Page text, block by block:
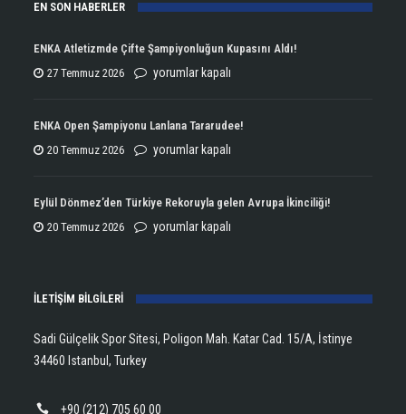
EN SON HABERLER
ENKA Atletizmde Çifte Şampiyonluğun Kupasını Aldı!
27 Temmuz 2026
ENKA
Çifte
Şampiyonluğun
yorumlar kapalı
ENKA Open Şampiyonu Lanlana Tararudee!
20 Temmuz 2026
ENKA
Şampiyonu
Lanlana
yorumlar kapalı
Eylül Dönmez’den Türkiye Rekoruyla gelen Avrupa İkinciliği!
20 Temmuz 2026
Eylül
Rekoruyla
Avrupa
yorumlar kapalı
İLETİŞİM BİLGİLERİ
Sadi Gülçelik Spor Sitesi, Poligon Mah. Katar Cad. 15/A, İstinye
34460 Istanbul, Turkey
+90 (212) 705 60 00